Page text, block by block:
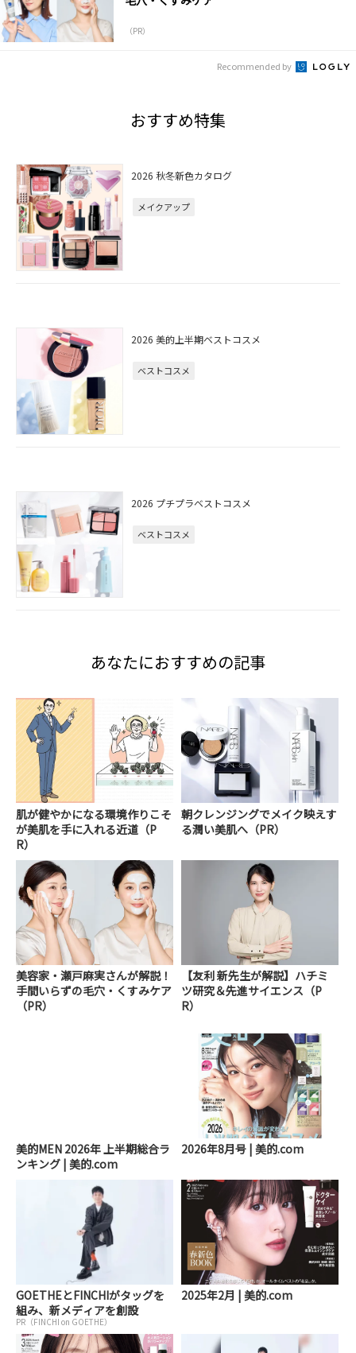
（PR）
Recommended by
おすすめ特集
2026 秋冬新色カタログ
メイクアップ
2026 美的上半期ベストコスメ
ベストコスメ
2026 プチプラベストコスメ
ベストコスメ
あなたにおすすめの記事
肌が健やかになる環境作りこそ
が美肌を手に入れる近道（P
R）
朝クレンジングでメイク映えす
る潤い美肌へ（PR）
美容家・瀬戸麻実さんが解説！
手間いらずの毛穴・くすみケア
（PR）
【友利 新先生が解説】ハチミ
ツ研究＆先進サイエンス（P
R）
美的MEN 2026年 上半期総合ラ
ンキング | 美的.com
2026年8月号 | 美的.com
GOETHEとFINCHIがタッグを
組み、新メディアを創設
PR（FINCHI on GOETHE）
2025年2月 | 美的.com